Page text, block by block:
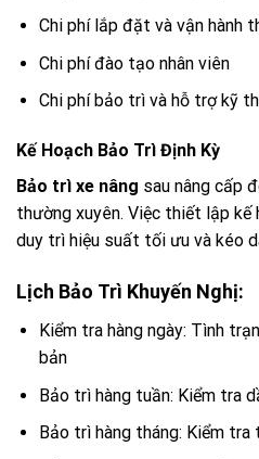
Chi phí lắp đặt và vận hành
Chi phí đào tạo nhân viên
Chi phí bảo trì và hỗ trợ kỹ
Kế Hoạch Bảo Trì Định Kỳ
Bảo trì xe nâng sau nâng cấp
thường xuyên. Việc thiết lập
duy trì hiệu suất tối ưu và kéo
Lịch Bảo Trì Khuyến Nghị:
Kiểm tra hàng ngày: Tình
bản
Bảo trì hàng tuần: Kiểm tra
Bảo trì hàng tháng: Kiểm tra